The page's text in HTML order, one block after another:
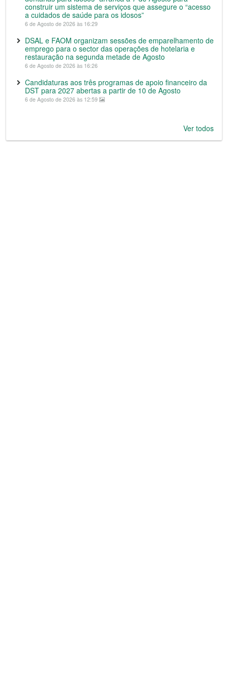
construir um sistema de serviços que assegure o “acesso
a cuidados de saúde para os idosos”
6 de Agosto de 2026 às 16:29
DSAL e FAOM organizam sessões de emparelhamento de
emprego para o sector das operações de hotelaria e
restauração na segunda metade de Agosto
6 de Agosto de 2026 às 16:26
Candidaturas aos três programas de apoio financeiro da
DST para 2027 abertas a partir de 10 de Agosto
6 de Agosto de 2026 às 12:59
Ver todos